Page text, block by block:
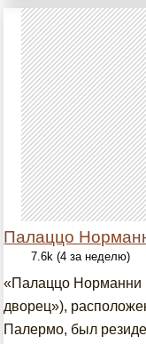
Палаццо
7.6k (4 за неделю)
«Палаццо Норманни
дворец»),
Палермо, был